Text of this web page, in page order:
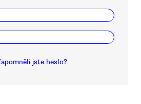
jste heslo?